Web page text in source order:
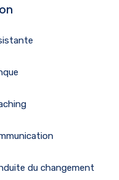
du changement